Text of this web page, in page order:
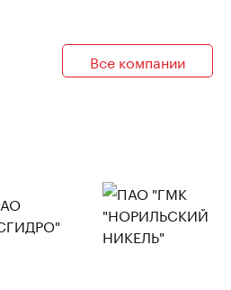
Все компании